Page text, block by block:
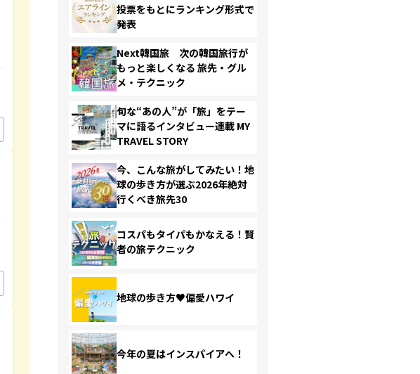
投票をもとにランキング形式で
発表
Next韓国旅 次の韓国旅行が
もっと楽しくなる 旅先・グル
メ・テクニック
旬な“あの人”が「旅」をテー
マに語るインタビュー連載 MY
TRAVEL STORY
今、こんな旅がしてみたい！地
球の歩き方が選ぶ2026年絶対
行くべき旅先30
コスパもタイパもかなえる！賢
者の旅テクニック
地球の歩き方♥偏愛ハワイ
今年の夏はインスパイアへ！